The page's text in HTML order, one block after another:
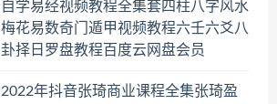
自学易经视频教程全集套四柱八字风水
梅花易数奇门遁甲视频教程六壬六爻八
卦择日罗盘教程百度云网盘会员
2022年抖音张琦商业课程全集张琦盈